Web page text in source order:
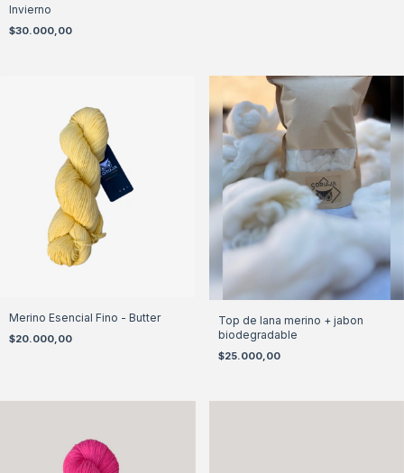
Invierno
$30.000,00
Merino Esencial Fino - Butter
$20.000,00
Top de lana merino + jabon
biodegradable
$25.000,00